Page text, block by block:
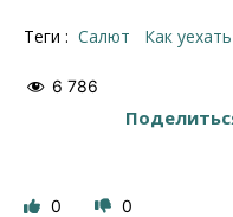
Теги : салют как
6 786
0 0